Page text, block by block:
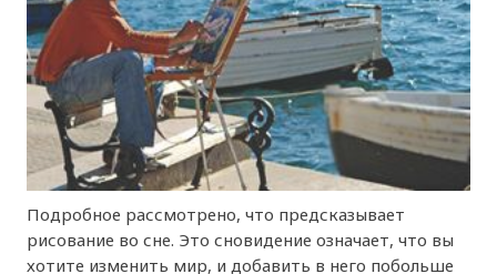
Подробное рассмотрено, что предсказывает
рисование во сне. Это сновидение означает, что вы
хотите изменить мир, и добавить в него побольше